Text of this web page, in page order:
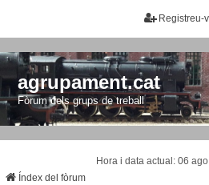
Registreu-
agrupament.cat
Fòrum dels grups de treball
Hora i data actual: 06
Índex del fòrum